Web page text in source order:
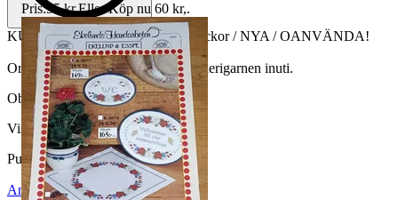
KULLA-GARN, nr. 342 / 20 st dockor / NYA / OANVÄNDA!
Orginalkartong medföljer, med broderigarnen inuti.
Objektnr 731 365 596
Visningar 45
Publicerad 12 maj 23:32
Anmäl Sälj liknande
Pris:55 kr,Eller Köp nu 60 kr,.